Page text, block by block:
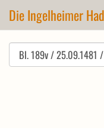
Die Ingelheimer